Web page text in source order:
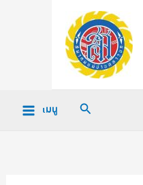
เมนู Search